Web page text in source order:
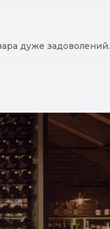
дуже задоволений.